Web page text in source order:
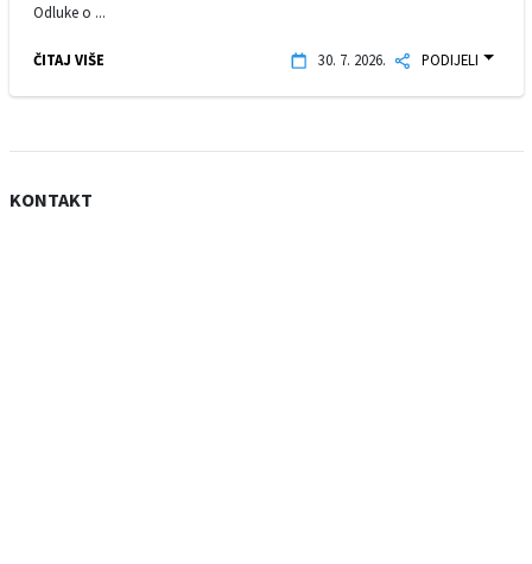
Odluke o ...
ČITAJ VIŠE 30. 7. 2026. PODIJELI
KONTAKT